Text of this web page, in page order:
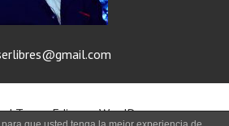
|Tema: Edin porWordPress.com.